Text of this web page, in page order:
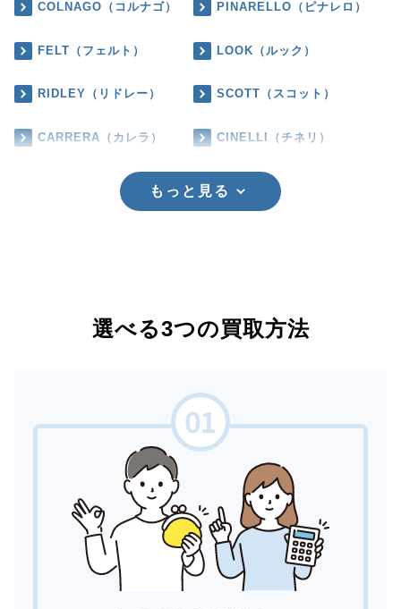
COLNAGO（コルナゴ） PINARELLO（ピナレロ）
FELT（フェルト） LOOK（ルック）
RIDLEY（リドレー） SCOTT（スコット）
CARRERA（カレラ） CINELLI（チネリ）
もっと見る
選べる3つの買取方法